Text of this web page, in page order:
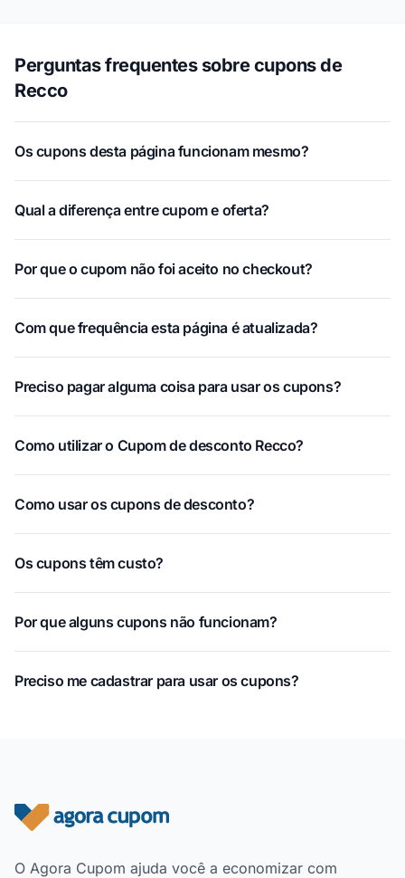
Perguntas frequentes sobre cupons de
Recco
Os cupons desta página funcionam mesmo?
Qual a diferença entre cupom e oferta?
Por que o cupom não foi aceito no checkout?
Com que frequência esta página é atualizada?
Preciso pagar alguma coisa para usar os cupons?
Como utilizar o Cupom de desconto Recco?
Como usar os cupons de desconto?
Os cupons têm custo?
Por que alguns cupons não funcionam?
Preciso me cadastrar para usar os cupons?
Rodapé do site
O Agora Cupom ajuda você a economizar com